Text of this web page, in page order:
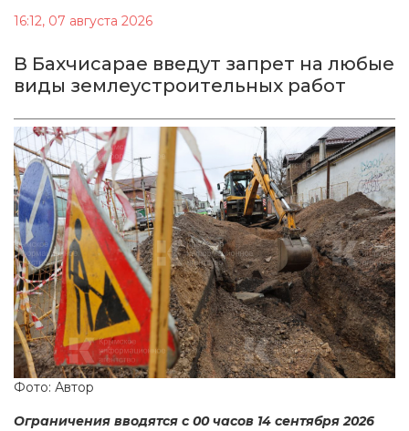
16:12, 07 августа 2026
В Бахчисарае введут запрет на любые
виды землеустроительных работ
Фото: Автор
Ограничения вводятся с 00 часов 14 сентября 2026